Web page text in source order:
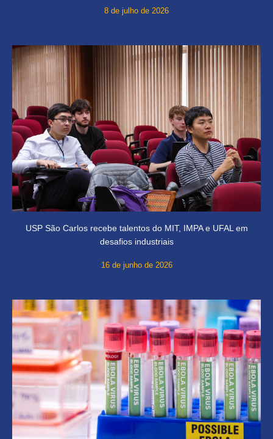
8 de julho de 2026
USP São Carlos recebe talentos do MIT, IMPA e UFAL em
desafios industriais
16 de junho de 2026